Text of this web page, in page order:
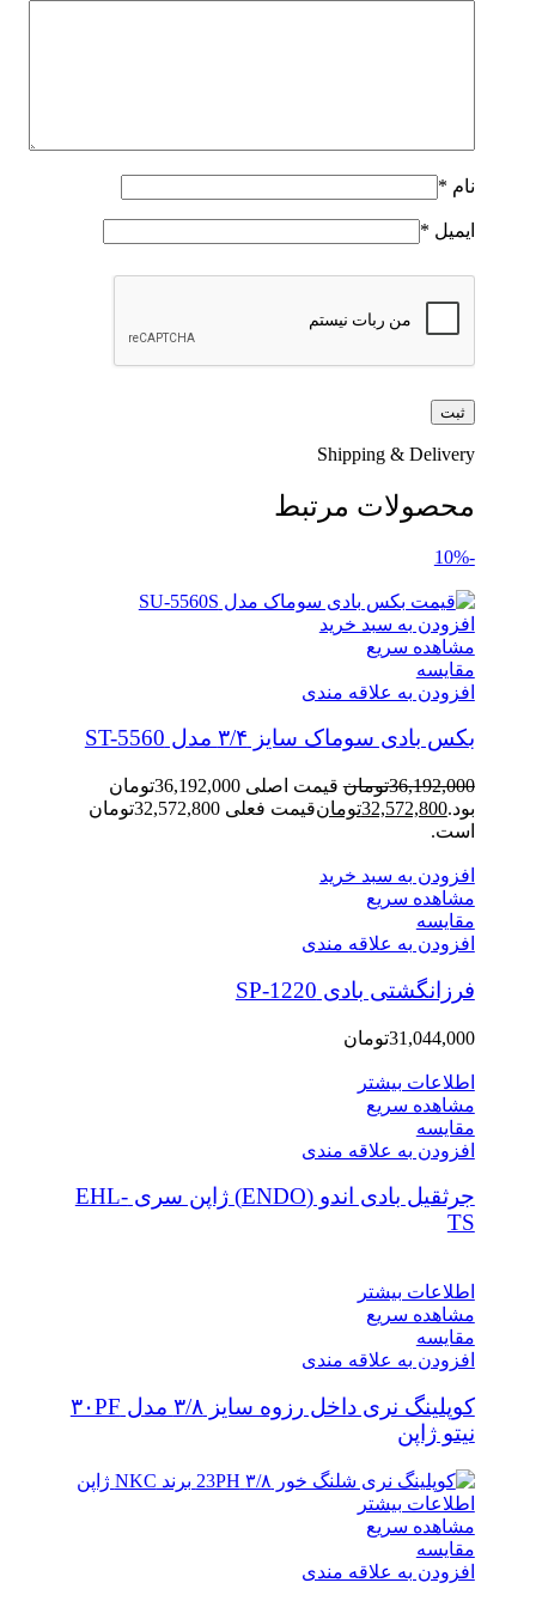
نام *
ایمیل *
Shipping & Delivery
محصولات مرتبط
-10%
افزودن به سبد خرید
مشاهده سریع
مقایسه
افزودن به علاقه مندی
بکس بادی سوماک سایز ۳/۴ مدل ST-5560
36,192,000تومان
قیمت اصلی 36,192,000تومان
بود.32,572,800تومان
قیمت فعلی 32,572,800تومان
است.
افزودن به سبد خرید
مشاهده سریع
مقایسه
افزودن به علاقه مندی
فرزانگشتی بادی SP-1220
31,044,000تومان
اطلاعات بیشتر
مشاهده سریع
مقایسه
افزودن به علاقه مندی
جرثقیل بادی اندو (ENDO) ژاپن سری EHL-
TS
اطلاعات بیشتر
مشاهده سریع
مقایسه
افزودن به علاقه مندی
کوپلینگ نری داخل رزوه سایز ۳/۸ مدل ۳۰PF
نیتو ژاپن
اطلاعات بیشتر
مشاهده سریع
مقایسه
افزودن به علاقه مندی